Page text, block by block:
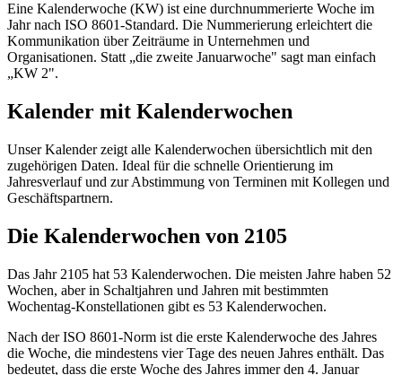
Eine Kalenderwoche (KW) ist eine durchnummerierte Woche im
Jahr nach ISO 8601-Standard. Die Nummerierung erleichtert die
Kommunikation über Zeiträume in Unternehmen und
Organisationen. Statt „die zweite Januarwoche" sagt man einfach
„KW 2".
Kalender mit Kalenderwochen
Unser Kalender zeigt alle Kalenderwochen übersichtlich mit den
zugehörigen Daten. Ideal für die schnelle Orientierung im
Jahresverlauf und zur Abstimmung von Terminen mit Kollegen und
Geschäftspartnern.
Die Kalenderwochen von 2105
Das Jahr 2105 hat 53 Kalenderwochen. Die meisten Jahre haben 52
Wochen, aber in Schaltjahren und Jahren mit bestimmten
Wochentag-Konstellationen gibt es 53 Kalenderwochen.
Nach der ISO 8601-Norm ist die erste Kalenderwoche des Jahres
die Woche, die mindestens vier Tage des neuen Jahres enthält. Das
bedeutet, dass die erste Woche des Jahres immer den 4. Januar